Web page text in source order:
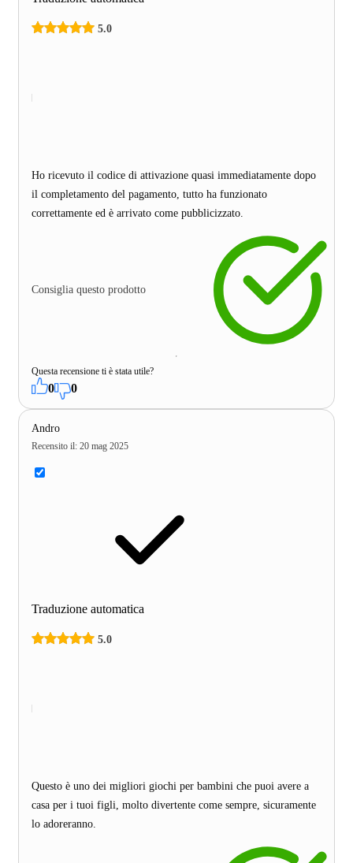
5.0
Ho ricevuto il codice di attivazione quasi immediatamente dopo
il completamento del pagamento, tutto ha funzionato
correttamente ed è arrivato come pubblicizzato.
Consiglia questo prodotto
Questa recensione ti è stata utile?
0 0
Andro
Recensito il: 20 mag 2025
Traduzione automatica
5.0
Questo è uno dei migliori giochi per bambini che puoi avere a
casa per i tuoi figli, molto divertente come sempre, sicuramente
lo adoreranno.